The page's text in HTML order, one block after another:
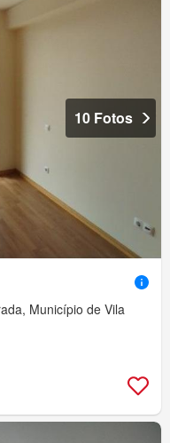
10 Fotos
Município de Vila